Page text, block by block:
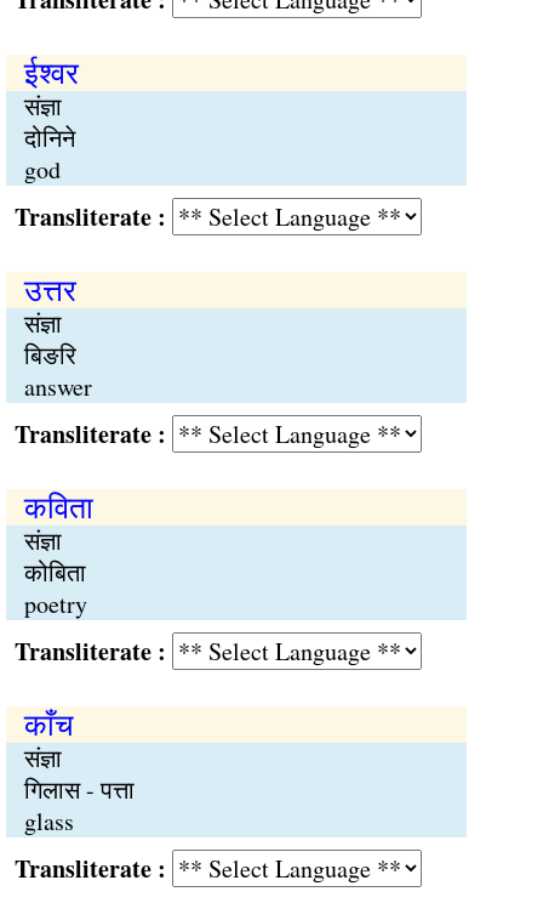
ईश्वर
संज्ञा
दोनिने
god
:
उत्तर
संज्ञा
बिङरि
answer
:
कविता
संज्ञा
कोबिता
poetry
:
काँच
संज्ञा
गिलास - पत्ता
glass
: